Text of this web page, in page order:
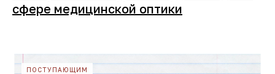
сфере медицинской оптики
ПОСТУПАЮЩИМ